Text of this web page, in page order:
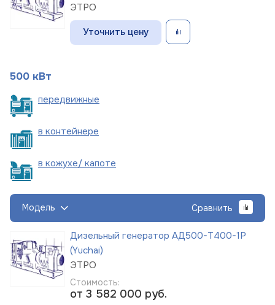
ЭТРО
Уточнить цену
500 кВт
передвижные
в контейнере
в кожухе/ капоте
Модель Сравнить
Дизельный генератор АД500-Т400-1Р
(Yuchai)
ЭТРО
Стоимость:
от 3 582 000 руб.